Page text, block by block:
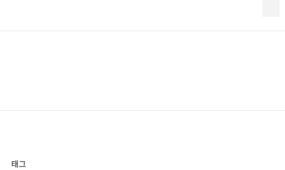
하기 위해 먼저 원격 서버 기능을 활성화해야 합니다.웹페이지나 Windows
성화에 체크합니다.이제 PC에서 다음 앱을 설치합니다.https://www...
태그